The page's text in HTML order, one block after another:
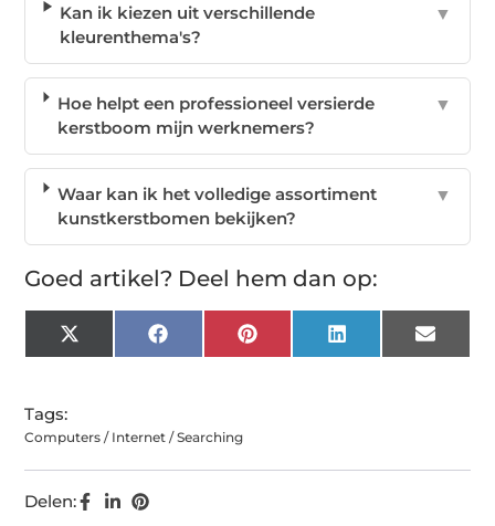
Kan ik kiezen uit verschillende
kleurenthema's?
▼
Hoe helpt een professioneel versierde
kerstboom mijn werknemers?
▼
Waar kan ik het volledige assortiment
kunstkerstbomen bekijken?
▼
Goed artikel? Deel hem dan op:
X
(Twitter)
FacebookPinterest LinkedIn Email
Tags:
Computers / Internet / Searching
Delen: